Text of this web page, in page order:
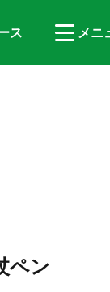
ス メニ
ペン